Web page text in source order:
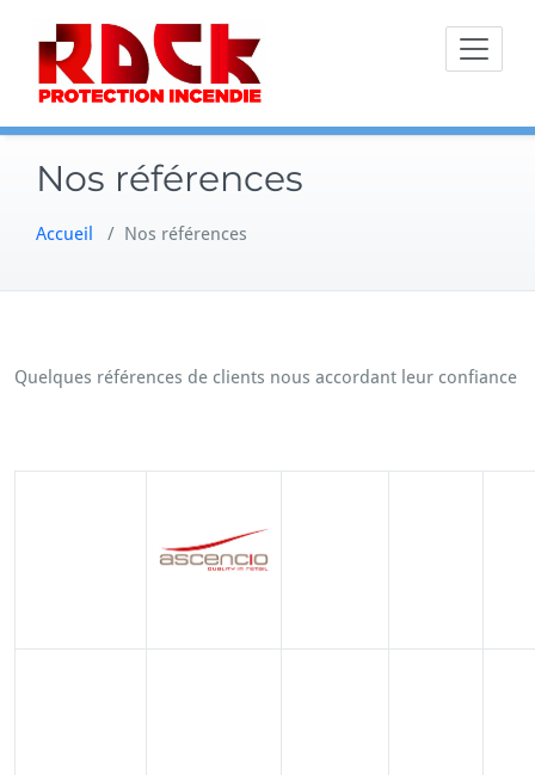
content
Nos références
Accueil / Nos références
Quelques références de clients nous accordant leur confiance